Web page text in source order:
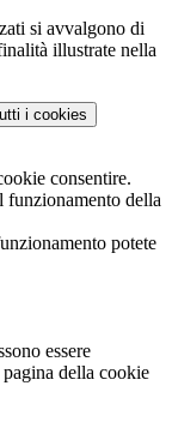
si avvalgono di
illustrate nella
i cookies
consentire.
funzionamento della
potete
essere
della cookie